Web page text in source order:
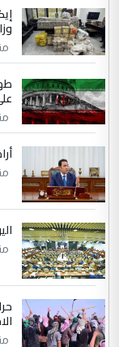
نتشرف
الحسنية
الموضوع :
لدينا اي
منذ
منذ
منذ
منذ
منذ